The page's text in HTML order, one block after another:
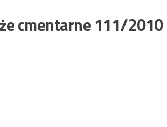
cmentarne 111/2010